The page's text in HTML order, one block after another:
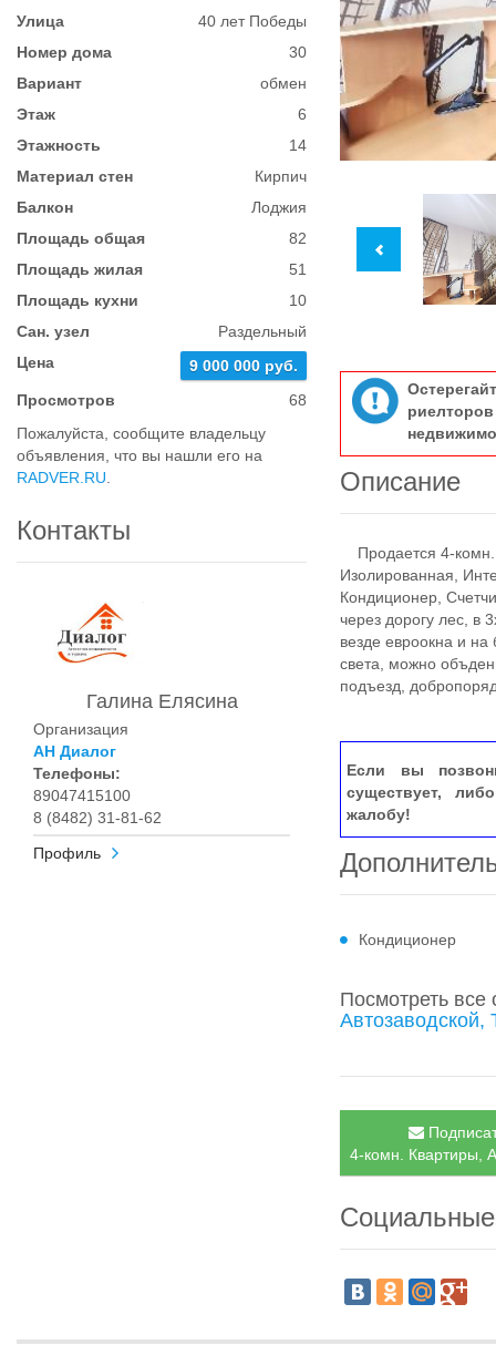
Улица
40 лет Победы
Номер дома
30
Вариант
обмен
Этаж
6
Этажность
14
Материал стен
Кирпич
Балкон
Лоджия
Площадь общая
82
Площадь жилая
51
Площадь кухни
10
Сан. узел
Раздельный
Цена
9 000 000 руб.
Просмотров
68
Пожалуйста, сообщите владельцу
объявления, что вы нашли его на
RADVER.RU
Контакты
Галина Елясина
Организация
АН Диалог
Телефоны:
89047415100
8 (8482) 31-81-62
Профиль
Описание
Продается 4-комн.
Изолированная,
Кондиционер,
через дорогу лес, в
везде евроокна и на
света, можно
подъезд,
Если вы
существует,
жалобу!
Кондиционер
Посмотреть
Автозаводской,
4-комн. Квартиры,